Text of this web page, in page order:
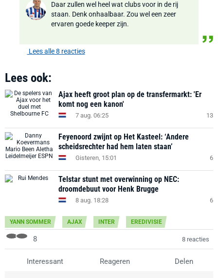
Daar zullen wel heel wat clubs voor in de rij
staan. Denk onhaalbaar. Zou wel een zeer
ervaren goede keeper zijn.
Lees alle 8 reacties
Lees ook:
Ajax heeft groot plan op de transfermarkt: 'Er
komt nog een kanon'
7 aug. 06:25 13
Feyenoord zwijnt op Het Kasteel: ‘Andere
scheidsrechter had hem laten staan’
Gisteren, 15:01 6
Telstar stunt met overwinning op NEC:
droomdebuut voor Henk Brugge
8 aug. 18:28 6
YANN SOMMER AJAX INTER EREDIVISIE
8 8 reacties
Interessant Reageren Delen